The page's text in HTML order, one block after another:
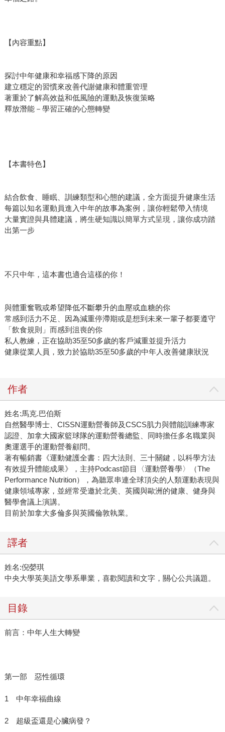
【內容重點】
探討中年健康和幸福感下降的原因
建立穩定的習慣來改善代謝健康和體重管理
著重於了解高效益和低風險的運動及恢復策略
釋放潛能－學習正確的心態轉變
【本書特色】
結合飲食、睡眠、訓練類型和心態的建議，全方面提升健康生活
每篇以知名運動員進入中年的故事為案例，讓你輕鬆帶入情境
大量實證與具體建議，將生硬知識以簡單方式呈現，讓你成功踏
出第一步
不只中年，這本書也適合這樣的你！
與體重奮戰或希望降低不斷攀升的血壓或血糖的你
常感到活力不足、因為減重停滯期或是想到未來一輩子都要遵守
「飲食規則」而感到沮喪的你
私人教練，正在協助35至50多歲的客戶減重並提升活力
健康從業人員，致力於協助35至50多歲的中年人改善健康狀況
作者
姓名:馬克.巴伯斯
自然醫學博士、CISSN運動營養師及CSCS肌力與體能訓練專家
認證、加拿大國家籃球隊的運動營養總監、同時擔任多名職業與
奧運選手的運動營養顧問。
著有暢銷書《運動健護全書：四大法則、三十關鍵，以科學方法
有效提升體能成果》，主持Podcast節目〈運動營養學〉（The
Performance Nutrition），為聽眾串連全球頂尖的人類運動表現與
健康領域專家，並經常受邀於北美、英國與歐洲的健康、健身與
醫學會議上演講。
目前於加拿大多倫多與英國倫敦執業。
譯者
姓名:倪嫈琪
中央大學英美語文學系畢業，喜歡閱讀和文字，關心公共議題。
目錄
前言：中年人生大轉變
第一部 惡性循環
1 中年幸福曲線
2 超級盃還是心臟病發？